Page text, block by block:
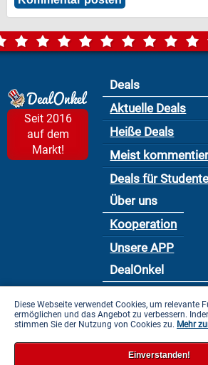
Seit 2016
auf dem
Markt!
Deals
Aktuelle Deals
Heiße Deals
Meist
Deals für
Über uns
Kooperation
Unsere APP
DealOnkel
Impressum
Diese Webseite verwendet Cookies, um relevante
ermöglichen und das Angebot zu verbessern.
stimmen Sie der Nutzung von Cookies zu. Mehr